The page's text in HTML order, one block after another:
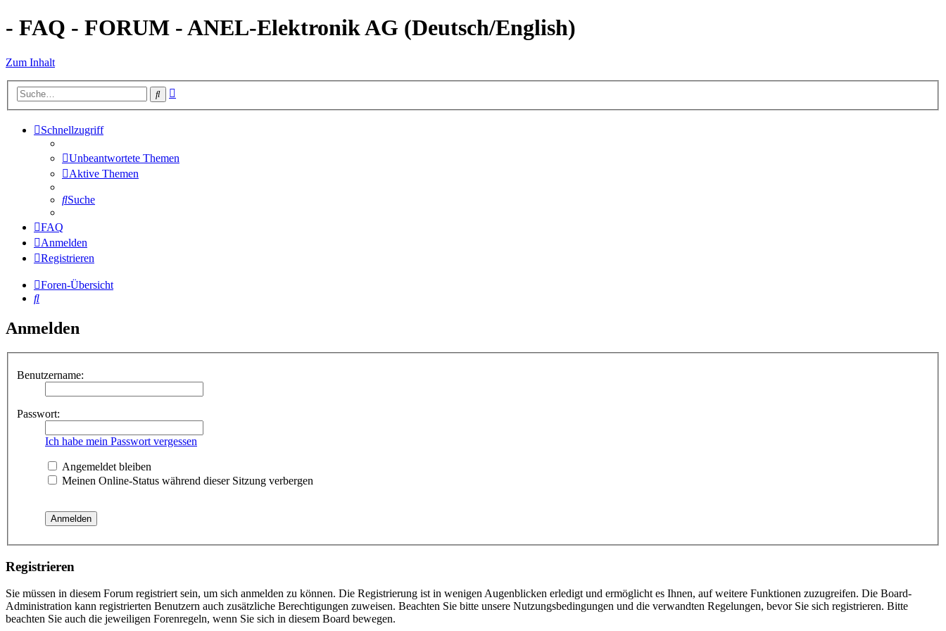
- FAQ - FORUM - ANEL-Elektronik AG (Deutsch/English)
Zum Inhalt
Suche
Schnellzugriff
Unbeantwortete Themen
Aktive Themen
Suche
FAQ
Anmelden
Registrieren
Foren-Übersicht
Suche
Anmelden
Benutzername:
Passwort:
Ich habe mein Passwort vergessen
Angemeldet bleiben
Meinen Online-Status während dieser Sitzung verbergen
Registrieren
Sie müssen in diesem Forum registriert sein, um sich anmelden zu können. Die Registrierung ist in wenigen Augenblicken erledigt und ermöglicht es Ihnen, auf weitere Funktionen zuzugreifen. Die Board-
Administration kann registrierten Benutzern auch zusätzliche Berechtigungen zuweisen. Beachten Sie bitte unsere Nutzungsbedingungen und die verwandten Regelungen, bevor Sie sich registrieren. Bitte
beachten Sie auch die jeweiligen Forenregeln, wenn Sie sich in diesem Board bewegen.